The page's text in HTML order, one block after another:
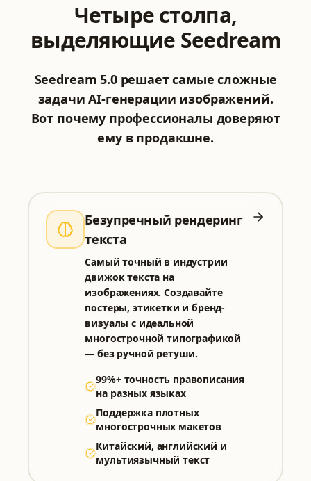
Четыре столпа,
выделяющие Seedream
Seedream 5.0 решает самые сложные
задачи AI-генерации изображений.
Вот почему профессионалы доверяют
ему в продакшне.
Безупречный рендеринг
текста
Самый точный в индустрии
движок текста на
изображениях. Создавайте
постеры, этикетки и бренд-
визуалы с идеальной
многострочной типографикой
— без ручной ретуши.
99%+ точность правописания
на разных языках
Поддержка плотных
многострочных макетов
Китайский, английский и
мультиязычный текст